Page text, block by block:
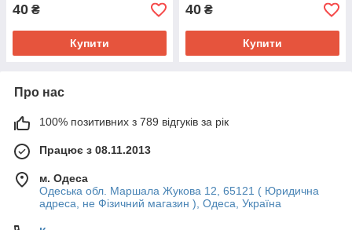
40 ₴
Купити
40 ₴
Купити
Про нас
100% позитивних з 789 відгуків за рік
Працює з 08.11.2013
м. Одеса
Одеська обл. Маршала Жукова 12, 65121 ( Юридична
адреса, не Фізичний магазин ), Одеса, Україна